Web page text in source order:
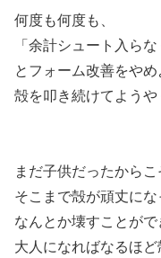
何度も何度も、
「余計シュート入らな
とフォーム改善をやめ
殻を叩き続けてようや
まだ子供だったからこ
そこまで殻が頑丈にな
なんとか壊すことがで
大人になればなるほど